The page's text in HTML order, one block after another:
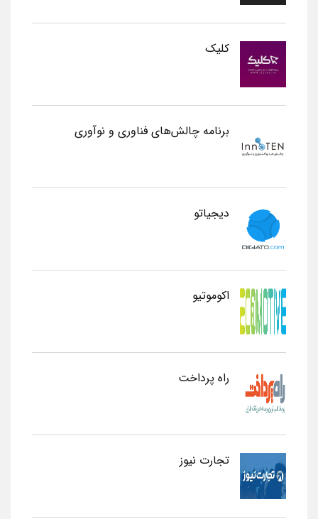
کلیک
برنامه چالش‌های فناوری و نوآوری
دیجیاتو
اکوموتیو
راه پرداخت
تجارت نیوز